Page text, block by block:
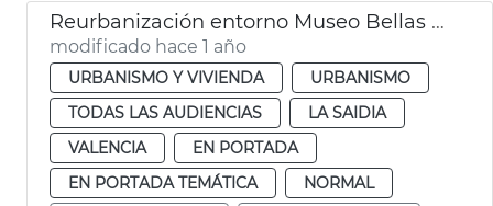
Reurbanización entorno Museo Bellas Artes València
modificado hace 1 año
URBANISMO Y VIVIENDA
URBANISMO
TODAS LAS AUDIENCIAS
LA SAIDIA
VALENCIA
EN PORTADA
EN PORTADA TEMÁTICA
NORMAL